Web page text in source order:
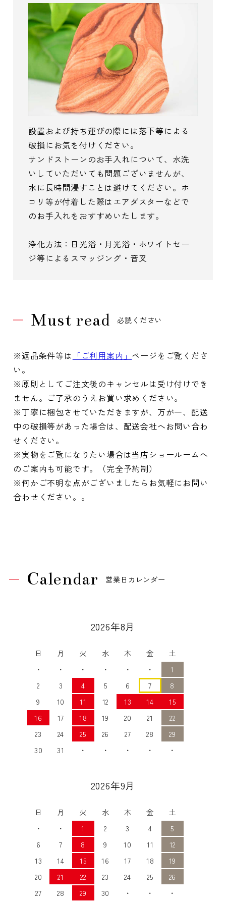
設置および持ち運びの際には落下等による
破損にお気を付けください。
サンドストーンのお手入れについて、水洗
いしていただいても問題ございませんが、
水に長時間浸すことは避けてください。ホ
コリ等が付着した際はエアダスターなどで
のお手入れをおすすめいたします。
浄化方法：日光浴・月光浴・ホワイトセー
ジ等によるスマッジング・音叉
Must read 必読ください
※返品条件等は 「ご利用案内」 ページをご覧くださ
い。
※原則としてご注文後のキャンセルは受け付けでき
ません。ご了承のうえお買い求めください。
※丁寧に梱包させていただきますが、万が一、配送
中の破損等があった場合は、配送会社へお問い合わ
せください。
※実物をご覧になりたい場合は当店ショールームへ
のご案内も可能です。（完全予約制）
※何かご不明な点がございましたらお気軽にお問い
合わせください。。
Calendar 営業日カレンダー
2026年8月
日 月 火 水 木 金
土
・
・ ・ ・ ・ ・
1
2
3 4 5 6 7
8
9
10 11 12 13 14
15
16
17 18 19 20 21
22
23
24 25 26 27 28
29
30
31 ・ ・ ・ ・ ・
2026年9月
日 月 火 水 木 金
土
・
・ 1 2 3 4
5
6
7 8 9 10 11
12
13
14 15 16 17 18
19
20
21 22 23 24 25
26
27
28 29 30 ・ ・ ・